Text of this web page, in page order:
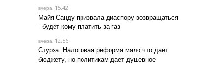
вчера, 15:42
Майя Санду призвала диаспору возвращаться
- будет кому платить за газ
вчера, 12:56
Стурза: Налоговая реформа мало что дает
бюджету, но политикам дает душевное